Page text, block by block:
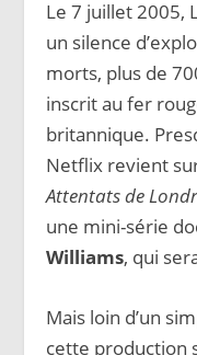
Le 7 juillet 2005,
un silence
morts, plus de
inscrit au fer
britannique.
Netflix revient
Attentats de
une mini-série
Williams, qui
Mais loin d’un
cette production